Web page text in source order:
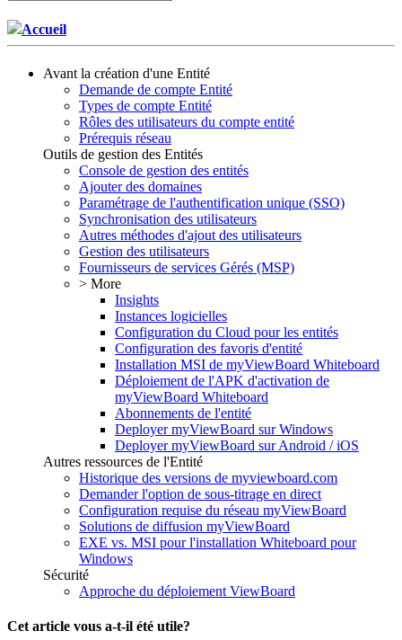
Accueil
Avant la création d'une Entité
Demande de compte Entité
Types de compte Entité
Rôles des utilisateurs du compte entité
Prérequis réseau
Outils de gestion des Entités
Console de gestion des entités
Ajouter des domaines
Paramétrage de l'authentification unique (SSO)
Synchronisation des utilisateurs
Autres méthodes d'ajout des utilisateurs
Gestion des utilisateurs
Fournisseurs de services Gérés (MSP)
> More
Insights
Instances logicielles
Configuration du Cloud pour les entités
Configuration des favoris d'entité
Installation MSI de myViewBoard Whiteboard
Déploiement de l'APK d'activation de
myViewBoard Whiteboard
Abonnements de l'entité
Deployer myViewBoard sur Windows
Deployer myViewBoard sur Android / iOS
Autres ressources de l'Entité
Historique des versions de myviewboard.com
Demander l'option de sous-titrage en direct
Configuration requise du réseau myViewBoard
Solutions de diffusion myViewBoard
EXE vs. MSI pour l'installation Whiteboard pour
Windows
Sécurité
Approche du déploiement ViewBoard
Cet article vous a-t-il été utile?